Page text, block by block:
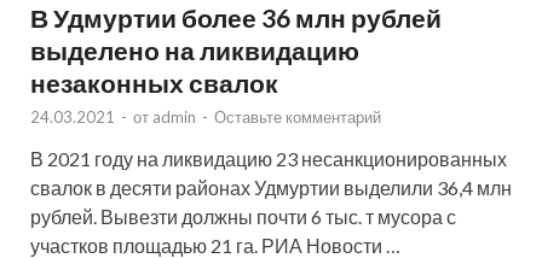
В Удмуртии более 36 млн рублей
выделено на ликвидацию
незаконных свалок
24.03.2021 - от admin - Оставьте комментарий
В 2021 году на ликвидацию 23 несанкционированных
свалок в десяти районах Удмуртии выделили 36,4 млн
рублей. Вывезти должны почти 6 тыс. т мусора с
участков площадью 21 га. РИА Новости …